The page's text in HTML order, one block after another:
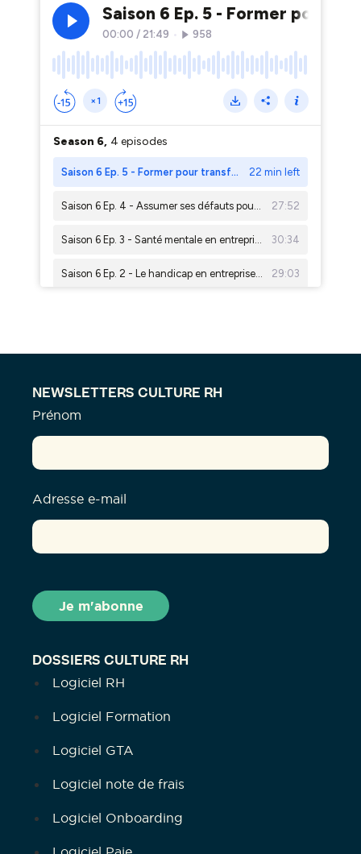
DOSSIERS CULTURE RH
Logiciel RH
Logiciel Formation
Logiciel GTA
Logiciel note de frais
Logiciel Onboarding
NEWSLETTERS CULTURE RH
Prénom
Adresse e-mail